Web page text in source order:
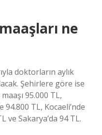
ne
doktorların aylık
Şehirlere göre ise
95.000 TL,
94.800 TL, Kocaeli’nde
ve Sakarya’da 94 TL.